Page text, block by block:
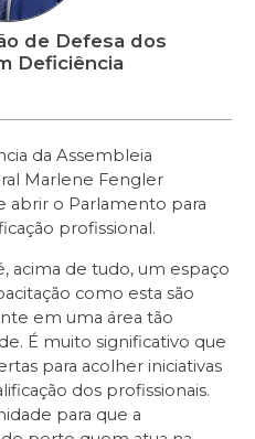
de Defesa dos
Deficiência
da Assembleia
Marlene Fengler
abrir o Parlamento para
profissional.
acima de tudo, um espaço
como esta são
em uma área tão
É muito significativo que
para acolher iniciativas
dos profissionais.
para que a